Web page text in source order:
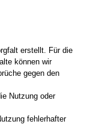
erstellt. Für die
können wir
gegen den
Nutzung oder
fehlerhafter